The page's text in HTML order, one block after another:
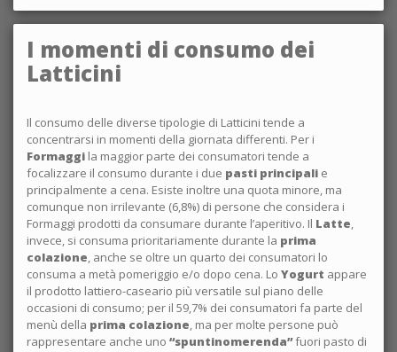
I momenti di consumo dei
Latticini
Il consumo delle diverse tipologie di Latticini tende a
concentrarsi in momenti della giornata differenti. Per i
Formaggi la maggior parte dei consumatori tende a
focalizzare il consumo durante i due pasti principali e
principalmente a cena. Esiste inoltre una quota minore, ma
comunque non irrilevante (6,8%) di persone che considera i
Formaggi prodotti da consumare durante l’aperitivo. Il Latte,
invece, si consuma prioritariamente durante la prima
colazione, anche se oltre un quarto dei consumatori lo
consuma a metà pomeriggio e/o dopo cena. Lo Yogurt appare
il prodotto lattiero-caseario più versatile sul piano delle
occasioni di consumo; per il 59,7% dei consumatori fa parte del
menù della prima colazione, ma per molte persone può
rappresentare anche uno “spuntinomerenda”fuori pasto di